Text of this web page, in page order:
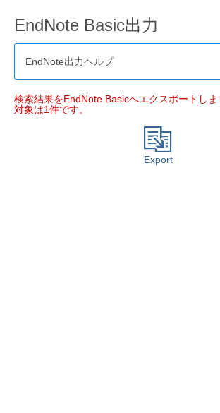
EndNote Basic出力
EndNote出力ヘルプ
検索結果をEndNote Basicへエクスポートしま
対象は1件です。
Export